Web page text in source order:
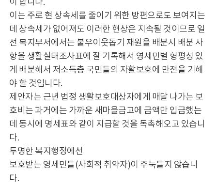
이 합니다.
이는 주로 현 상속세를 줄이기 위한 방편으로도 보여지는
데 상속세가 없어져도 이러한 현상은 지속될 것이므로 일
선 복지부서에서는 불우이웃돕기 재원을 배분시 배분 사
항을 생활실태조사표에 잘 기록해서 영세민별 형평성 있
게 배분해서 저소득층 국민들의 자활보호에 만전을 기해
야 할 것입니다.
제안자는 근년 법정 생활보호대상자에게 매달 나가는 보
호비는 과거에는 가까운 새마을금고에 금액만 입금했는
데 동시에 명세표와 같이 지급할 것을 독촉해오고 있습니
다.
투명한 복지행정에선
보호받는 영세민들(사회적 취약자)이 주눅들지 않습니
다.